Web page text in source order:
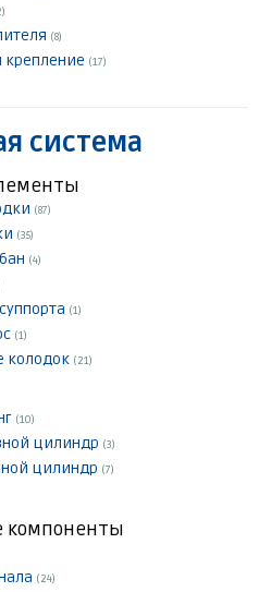
(8)
крепление (17)
система
(87)
(35)
(4)
(1)
(1)
колодок (21)
(10)
цилиндр (3)
цилиндр (7)
компоненты
(24)